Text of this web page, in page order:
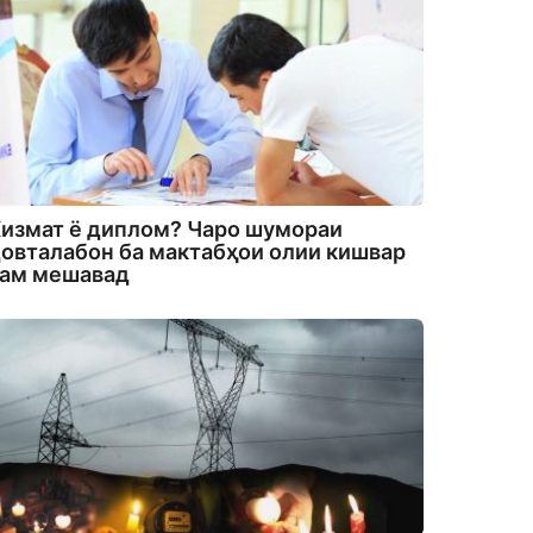
ё диплом? Чаро шумораи
ба мактабҳои олии кишвар
мешавад